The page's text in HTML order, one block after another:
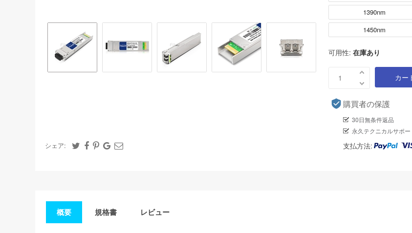
シェア:
1390nm
1450nm
可用性: 在庫あり
カー
購買者の保護
30日無条件返品
永久テクニカルサポー
支払方法:
概要 規格書 レビュー